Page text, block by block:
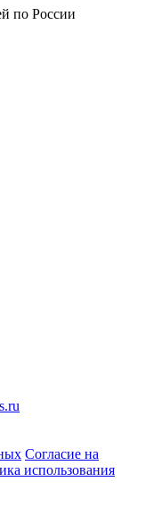
по России
Согласие на
использования